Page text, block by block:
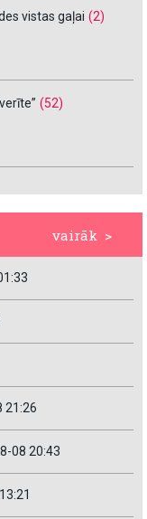
vistas gaļai (2)
(52)
vairāk >
21:26
08 20:43